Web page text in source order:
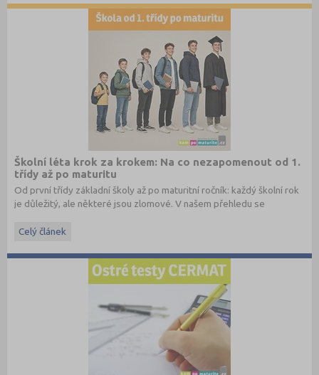
Školní léta krok za krokem: Na co nezapomenout od 1.
třídy až po maturitu
Od první třídy základní školy až po maturitní ročník: každý školní rok
je důležitý, ale některé jsou zlomové. V našem přehledu se
Celý článek